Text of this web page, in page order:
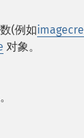
(例如
对象。